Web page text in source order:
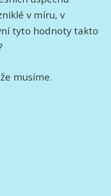
v míru, v
tyto hodnoty takto
musíme.